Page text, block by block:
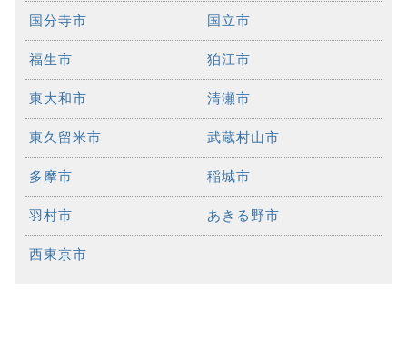
国分寺市 国立市
福生市 狛江市
東大和市 清瀬市
東久留米市 武蔵村山市
多摩市 稲城市
羽村市 あきる野市
西東京市